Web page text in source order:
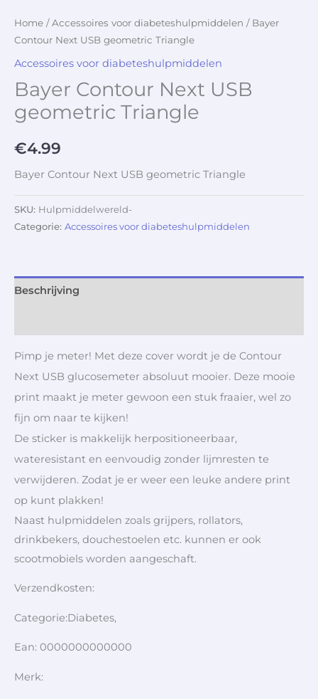
Home /Accessoires voor diabeteshulpmiddelen / Bayer
Contour Next USB geometric Triangle
Accessoires voor diabeteshulpmiddelen
Bayer Contour Next USB
geometric Triangle
€4.99
Bayer Contour Next USB geometric Triangle
SKU: Hulpmiddelwereld-
Categorie: Accessoires voor diabeteshulpmiddelen
Beschrijving
Pimp je meter! Met deze cover wordt je de Contour
Next USB glucosemeter absoluut mooier. Deze mooie
print maakt je meter gewoon een stuk fraaier, wel zo
fijn om naar te kijken!
De sticker is makkelijk herpositioneerbaar,
wateresistant en eenvoudig zonder lijmresten te
verwijderen. Zodat je er weer een leuke andere print
op kunt plakken!
Naast hulpmiddelen zoals grijpers, rollators,
drinkbekers, douchestoelen etc. kunnen er ook
scootmobiels worden aangeschaft.
Verzendkosten:
Categorie:Diabetes,
Ean: 0000000000000
Merk: